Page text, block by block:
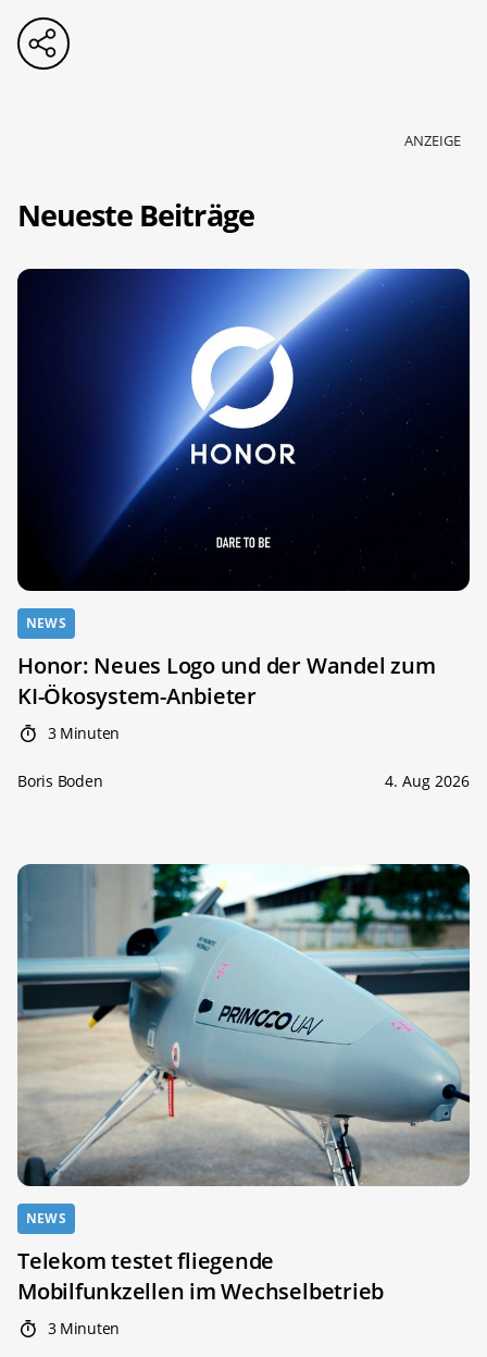
ANZEIGE
Neueste Beiträge
NEWS
Honor: Neues Logo und der Wandel zum
KI-Ökosystem-Anbieter
3 Minuten
Boris Boden 4. Aug 2026
NEWS
Telekom testet fliegende
Mobilfunkzellen im Wechselbetrieb
3 Minuten